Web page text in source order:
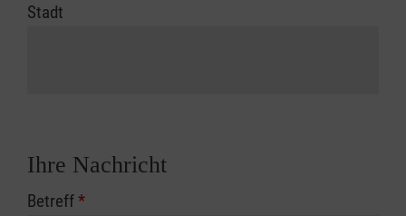
Stadt
Ihre Nachricht
Betreff*